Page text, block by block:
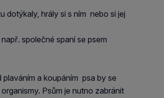
dotýkaly, hrály si s ním nebo si jej
společné spaní se psem
a koupáním psa by se
Psům je nutno zabránit